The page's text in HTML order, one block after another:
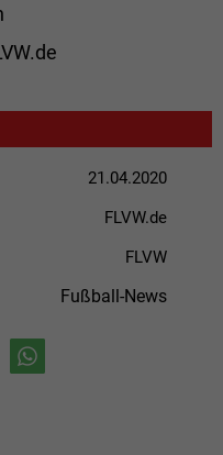
21.04.2020
FLVW.de
FLVW
Fußball-News